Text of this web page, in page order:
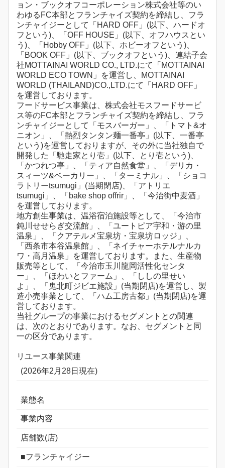
ョン・ブックオフコーポレーション株式会社等のい
わゆるFC本部とフランチャイズ契約を締結し、フラ
ンチャイジーとして「HARD OFF」(以下、ハードオ
フという)、「OFF HOUSE」(以下、オフハウスとい
う)、「Hobby OFF」(以下、ホビーオフという)、
「BOOK OFF」(以下、ブックオフという)、連結子会
社MOTTAINAI WORLD CO., LTD.にて「MOTTAINAI
WORLD ECO TOWN」を運営し、MOTTAINAI
WORLD (THAILAND)CO.,LTD.にて「HARD OFF」
を運営しております。
フードサービス事業は、株式会社モスフードサービ
ス等のFC本部とフランチャイズ契約を締結し、フラ
ンチャイジーとして「モスバーガー」、「トマト&オ
ニオン」、「熱烈タンタン麺一番亭」(以下、一番亭
という)を運営しておりますが、その外に当社独自で
開発した「馳走家とり壱」(以下、とり壱という)、
「かつれつ亭」、「ティア自然食堂」、「デリカ・
スィーツ&ベーカリー」、「ターミナル」、「ショコ
ラトリーtsumugi」(当期閉店)、「アトリエ
tsumugi」、「bake shop offrir」、「今治街中麦酒」
を運営しております。
地方創生事業は、温浴宿泊施設等として、「今治市
鈍川せせらぎ交流館」、「ユートピア宇和・游の里
温泉」、「クアテルメ宝泉坊・宝泉坊ロッジ」、
「西条市本谷温泉館」、「ネイチャーホテルナルカ
ワ・高月温泉」を運営しております。また、生産物
販売等として、「今治市玉川龍岡活性化センタ
ー」、「ほわいとファーム」、「ししの里せい
よ」、「鬼北町ジビエ施設」(当期閉店)を運営し、製
造小売事業として、「ハム工房古都」(当期閉店)を運
営しております。
当社グループの事業におけるセグメントとの関連
は、次のとおりであります。なお、セグメントと同
一の区分であります。
リユース事業関連
(2026年2月28日現在)
業態名
事業内容
店舗数(店)
■フランチャイジー